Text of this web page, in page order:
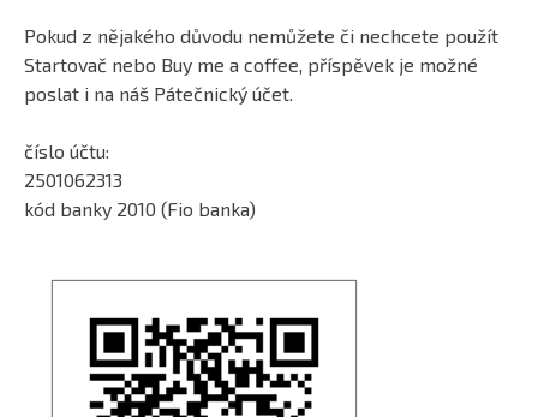
Pokud z nějakého důvodu nemůžete či nechcete použít
Startovač nebo Buy me a coffee, příspěvek je možné
poslat i na náš Pátečnický účet.
číslo účtu:
2501062313
kód banky 2010 (Fio banka)